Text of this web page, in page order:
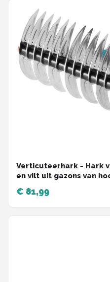
Verticuteerhark - Hark
en vilt uit gazons van
kwaliteitsstaal (3392-
€ 81,99